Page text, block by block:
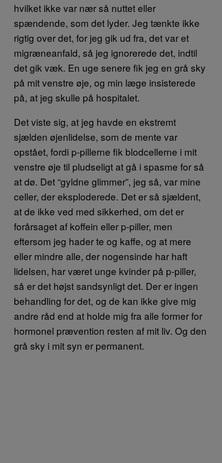
hvilket ikke var nær så nuttet eller
spændende, som det lyder. Jeg tænkte ikke
rigtig over det, for jeg gik ud fra, det var et
migræneanfald, så jeg ignorerede det, indtil
det gik væk. En uge senere fik jeg en grå sky
på mit venstre øje, og min læge insisterede
på, at jeg skulle på hospitalet.
Det viste sig, at jeg havde en ekstremt
sjælden øjenlidelse, som de mente var
opstået, fordi p-pillerne fik blodcellerne i mit
venstre øje til pludseligt at gå i spasme for så
at dø. Det “gyldne glimmer”, jeg så, var mine
celler, der eksploderede. Det er så sjældent,
at de ikke ved med sikkerhed, om det er
forårsaget af koffein eller p-piller, men
eftersom jeg hader te og kaffe, og at mere
eller mindre alle, der nogensinde har haft
lidelsen, har været unge kvinder på p-piller,
så er det højst sandsynligt det. Der er ingen
behandling for det, og de kan ikke give mig
andre råd end at holde mig fra alle former for
hormonel prævention resten af mit liv. Og den
grå sky i mit syn er permanent.